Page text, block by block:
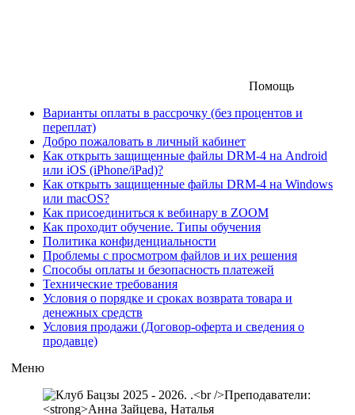
Помощь
Варианты оплаты в рассрочку (без процентов и
переплат)
Добро пожаловать в личный кабинет
Как открыть защищенные файлы DRM-4 на Android
или iOS (iPhone/iPad)?
Как открыть защищенные файлы DRM-4 на Windows
или macOS?
Как присоединиться к вебинару в ZOOM
Как проходит обучение. Типы обучения
Политика конфиденциальности
Проблемы с просмотром файлов и их решения
Способы оплаты и безопасность платежей
Технические требования
Условия о порядке и сроках возврата товара и
денежных средств
Условия продажи (Договор-оферта и сведения о
продавце)
Меню